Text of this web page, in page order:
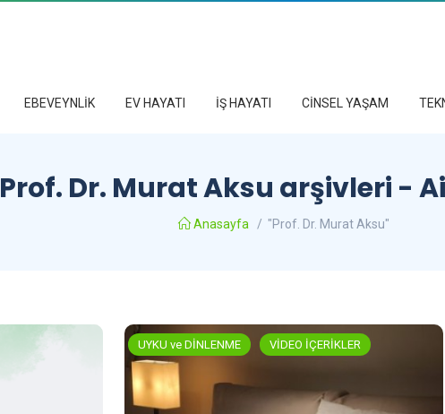
EBEVEYNLİK EV HAYATI İŞ HAYATI CİNSEL YAŞAM
Prof. Dr. Murat Aksu arşivleri -
Anasayfa / "Prof. Dr. Murat Aksu"
UYKU ve DİNLENME VİDEO İÇERİKLER